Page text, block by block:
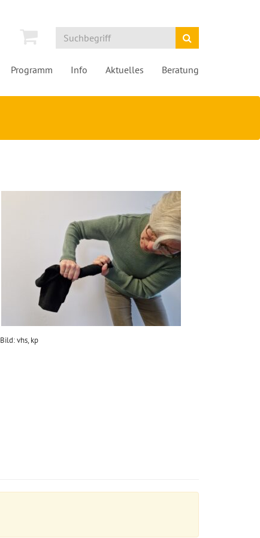
Programm Info Aktuelles Beratung
Bild: vhs, kp